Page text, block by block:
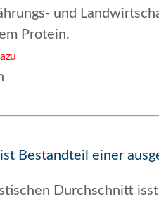
und
Protein.
Bestandteil einer
Durchschnitt